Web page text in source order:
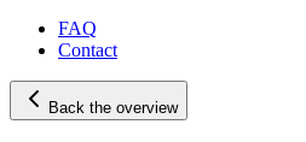
FAQ
Contact
Back the overview